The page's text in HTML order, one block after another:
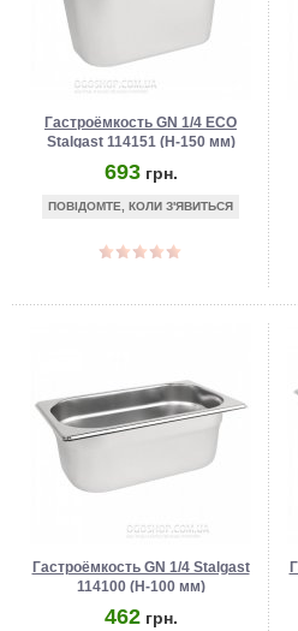
Гастроёмкость GN 1/4 ECO
Stalgast 114151 (Н-150 мм)
693 грн.
ПОВІДОМТЕ, КОЛИ З'ЯВИТЬСЯ
Гастроёмкость GN 1/4 Stalgast
114100 (Н-100 мм)
462 грн.